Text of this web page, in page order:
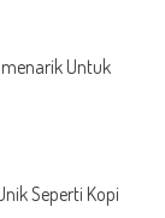
Untuk
Seperti Kopi